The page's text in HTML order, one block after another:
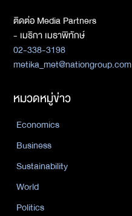
ติดต่อ Media Partners
- เมธิกา เมธาพิทักษ์
02-338-3198
metika_met@nationgroup.com
หมวดหมู่ข่าว
Economics
Business
Sustainability
World
Politics